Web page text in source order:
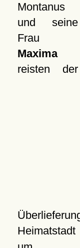
Montanus
und seine
Frau
Maxima
reisten der
Heimatstadt